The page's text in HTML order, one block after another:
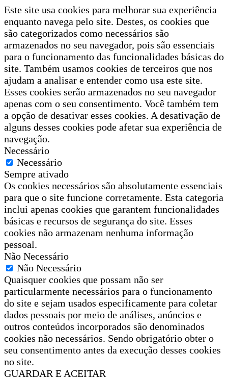
Este site usa cookies para melhorar sua experiência
enquanto navega pelo site. Destes, os cookies que
são categorizados como necessários são
armazenados no seu navegador, pois são essenciais
para o funcionamento das funcionalidades básicas do
site. Também usamos cookies de terceiros que nos
ajudam a analisar e entender como usa este site.
Esses cookies serão armazenados no seu navegador
apenas com o seu consentimento. Você também tem
a opção de desativar esses cookies. A desativação de
alguns desses cookies pode afetar sua experiência de
navegação.
Necessário
Necessário
Sempre ativado
Os cookies necessários são absolutamente essenciais
para que o site funcione corretamente. Esta categoria
inclui apenas cookies que garantem funcionalidades
básicas e recursos de segurança do site. Esses
cookies não armazenam nenhuma informação
pessoal.
Não Necessário
Não Necessário
Quaisquer cookies que possam não ser
particularmente necessários para o funcionamento
do site e sejam usados especificamente para coletar
dados pessoais por meio de análises, anúncios e
outros conteúdos incorporados são denominados
cookies não necessários. Sendo obrigatório obter o
seu consentimento antes da execução desses cookies
no site.
GUARDAR E ACEITAR